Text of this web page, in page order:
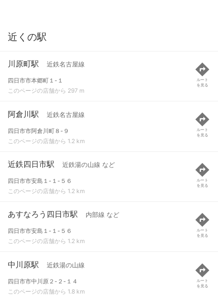
近くの駅
川原町駅 近鉄名古屋線
四日市市本郷町１-１
このページの店舗から 297 m
ルート
を見る
阿倉川駅 近鉄名古屋線
四日市市阿倉川町８-９
このページの店舗から 1.2 km
ルート
を見る
近鉄四日市駅 近鉄湯の山線 など
四日市市安島１-１-５６
このページの店舗から 1.2 km
ルート
を見る
あすなろう四日市駅 内部線 など
四日市市安島１-１-５６
このページの店舗から 1.2 km
ルート
を見る
中川原駅 近鉄湯の山線
四日市市中川原２-２-１４
このページの店舗から 1.8 km
ルート
を見る